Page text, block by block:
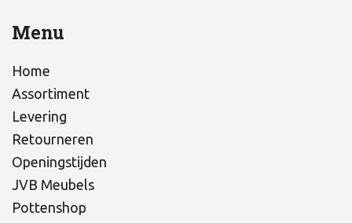
Menu
Home
Assortiment
Levering
Retourneren
Openingstijden
JVB Meubels
Pottenshop